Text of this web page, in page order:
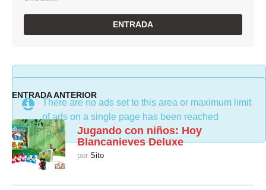
There are no ads set to this area or maximum limit
of ads on a single page has been reached
There are no ads set to this area or maximum limit
of ads on a single page has been reached
ENTRADA ANTERIOR
Jugando con niños: Hoy
Blancanieves Deluxe
porSito